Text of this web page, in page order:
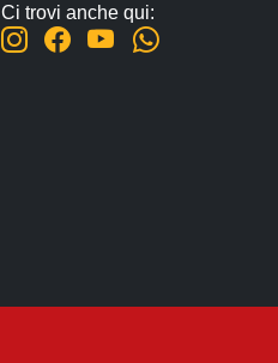
Ci trovi anche qui: